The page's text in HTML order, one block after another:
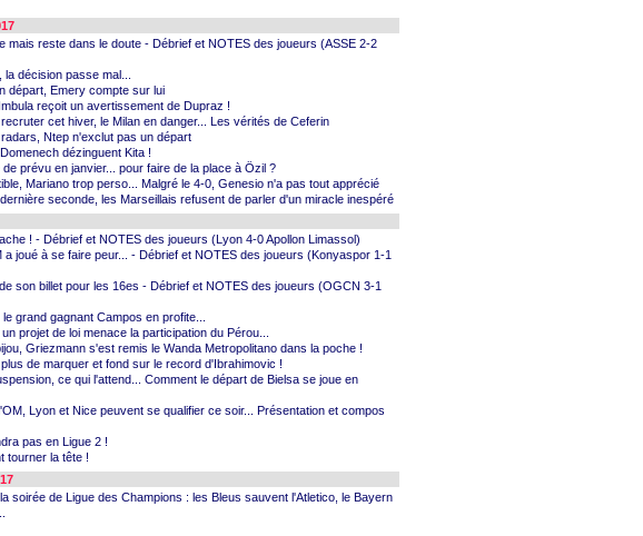
mais reste dans le doute - Débrief et NOTES des joueurs (ASSE 2-2
la décision passe mal...
départ, Emery compte sur lui
reçoit un avertissement de Dupraz !
recruter cet hiver, le Milan en danger... Les vérités de Ceferin
radars, Ntep n'exclut pas un départ
dézinguent Kita !
de prévu en janvier... pour faire de la place à Özil ?
Mariano trop perso... Malgré le 4-0, Genesio n'a pas tout apprécié
seconde, les Marseillais refusent de parler d'un miracle inespéré
! - Débrief et NOTES des joueurs (Lyon 4-0 Apollon Limassol)
a joué à se faire peur... - Débrief et NOTES des joueurs (Konyaspor 1-1
son billet pour les 16es - Débrief et NOTES des joueurs (OGCN 3-1
le grand gagnant Campos en profite...
projet de loi menace la participation du Pérou...
Griezmann s'est remis le Wanda Metropolitano dans la poche !
plus de marquer et fond sur le record d'Ibrahimovic !
ce qui l'attend... Comment le départ de Bielsa se joue en
Lyon et Nice peuvent se qualifier ce soir... Présentation et compos
pas en Ligue 2 !
tourner la tête !
soirée de Ligue des Champions : les Bleus sauvent l'Atletico, le Bayern